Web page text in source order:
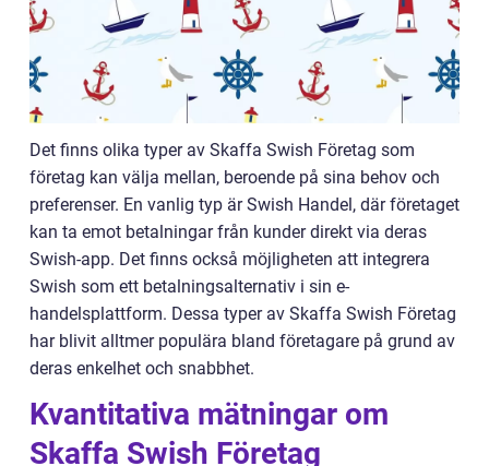
Det finns olika typer av Skaffa Swish Företag som
företag kan välja mellan, beroende på sina behov och
preferenser. En vanlig typ är Swish Handel, där företaget
kan ta emot betalningar från kunder direkt via deras
Swish-app. Det finns också möjligheten att integrera
Swish som ett betalningsalternativ i sin e-
handelsplattform. Dessa typer av Skaffa Swish Företag
har blivit alltmer populära bland företagare på grund av
deras enkelhet och snabbhet.
Kvantitativa mätningar om
Skaffa Swish Företag